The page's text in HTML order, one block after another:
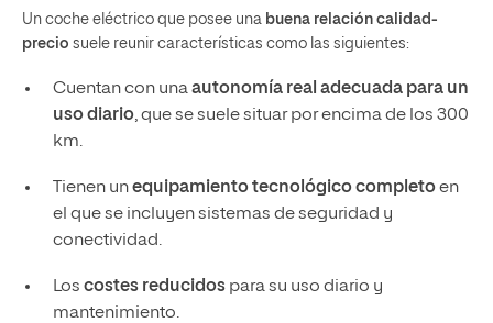
Un coche eléctrico que posee una buena relación calidad-
precio suele reunir características como las siguientes:
Cuentan con unaautonomía real adecuada para un
uso diario, que se suele situar por encima de los 300
km.
Tienen unequipamiento tecnológico completoen
el que se incluyen sistemas de seguridad y
conectividad.
Los costes reducidospara su uso diario y
mantenimiento.